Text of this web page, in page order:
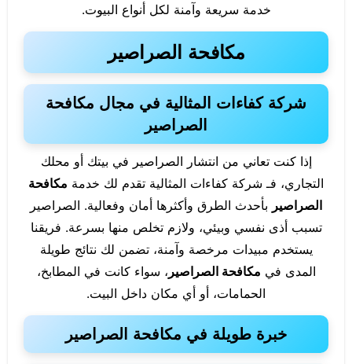
خدمة سريعة وآمنة لكل أنواع البيوت.
مكافحة الصراصير
شركة كفاءات المثالية في مجال مكافحة
الصراصير
إذا كنت تعاني من انتشار الصراصير في بيتك أو محلك
التجاري، فـ شركة كفاءات المثالية تقدم لك خدمة مكافحة
الصراصير بأحدث الطرق وأكثرها أمان وفعالية. الصراصير
تسبب أذى نفسي وبيئي، ولازم تخلص منها بسرعة. فريقنا
يستخدم مبيدات مرخصة وآمنة، تضمن لك نتائج طويلة
المدى في مكافحة الصراصير ، سواء كانت في المطابخ،
الحمامات، أو أي مكان داخل البيت.
خبرة طويلة في مكافحة الصراصير